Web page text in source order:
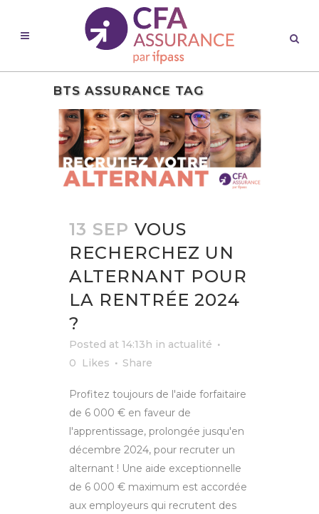
BTS ASSURANCE TAG
13 SEP VOUS
RECHERCHEZ UN
ALTERNANT POUR
LA RENTRÉE 2024
?
Posted at 14:13h in actualité
0
Likes Share
Profitez toujours de l'aide forfaitaire
de 6 000 € en faveur de
l'apprentissage, prolongée jusqu'en
décembre 2024, pour recruter un
alternant ! Une aide exceptionnelle
de 6 000 € maximum est accordée
aux employeurs qui recrutent des